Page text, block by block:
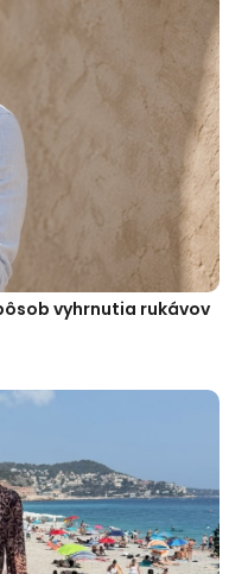
vyhrnutia rukávov